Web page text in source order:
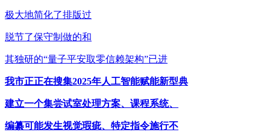
极大地简化了排版过
脱节了保守制做的和
其独研的“量子平安取零信赖架构”已进
我市正正在搜集2025年人工智能赋能新型典
建立一个集尝试室处理方案、课程系统、
编纂可能发生视觉瑕疵、特定指令施行不